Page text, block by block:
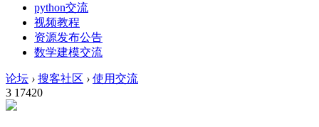
python交流
视频教程
资源发布公告
数学建模交流
论坛 › 搜客社区 › 使用交流
3 17420